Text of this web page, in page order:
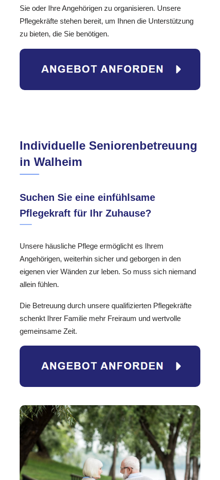
Sie oder Ihre Angehörigen zu organisieren. Unsere
Pflegekräfte stehen bereit, um Ihnen die Unterstützung
zu bieten, die Sie benötigen.
Individuelle Seniorenbetreuung
in Walheim
Suchen Sie eine einfühlsame
Pflegekraft für Ihr Zuhause?
Unsere häusliche Pflege ermöglicht es Ihrem
Angehörigen, weiterhin sicher und geborgen in den
eigenen vier Wänden zur leben. So muss sich niemand
allein fühlen.
Die Betreuung durch unsere qualifizierten Pflegekräfte
schenkt Ihrer Familie mehr Freiraum und wertvolle
gemeinsame Zeit.